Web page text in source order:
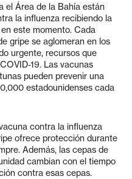
el Área de la Bahía están
la influenza recibiendo la
este momento. Cada
gripe se aglomeran en los
urgente, recursos que
19. Las vacunas
pueden prevenir una
estadounidenses cada
contra la influenza
ofrece protección durante
Además, las cepas de
cambian con el tiempo
contra esas cepas.